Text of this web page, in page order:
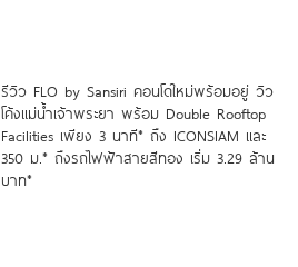
รีวิว FLO by Sansiri คอนโดใหม่พร้อมอยู่ วิว
โค้งแม่น้ำเจ้าพระยา พร้อม Double Rooftop
Facilities เพียง 3 นาที* ถึง ICONSIAM และ
350 ม.* ถึงรถไฟฟ้าสายสีทอง เริ่ม 3.29 ล้าน
บาท*